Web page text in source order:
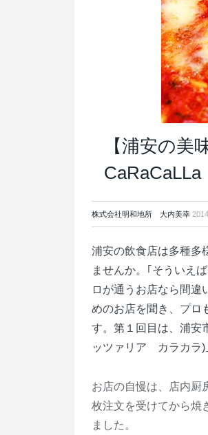
【浦安の
CaRaCaLLa
株式会社明和地所 大内美幸
浦安の飲食店は多種多
ませんか。｢そういえ
ロが通うお店なら間違
めのお店を聞き、プロ
す。第１回目は、浦安
ッツァリア カラカラ)
お店の自慢は、店内厨
枚注文を受けてから焼
ました。